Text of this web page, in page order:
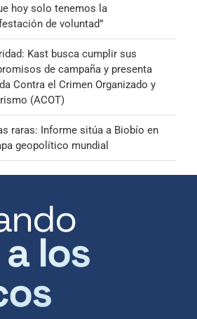
hoy solo tenemos la
de voluntad”
Kast busca cumplir sus
de campaña y presenta
Contra el Crimen Organizado y
(ACOT)
raras: Informe sitúa a Biobío en
geopolítico mundial
los